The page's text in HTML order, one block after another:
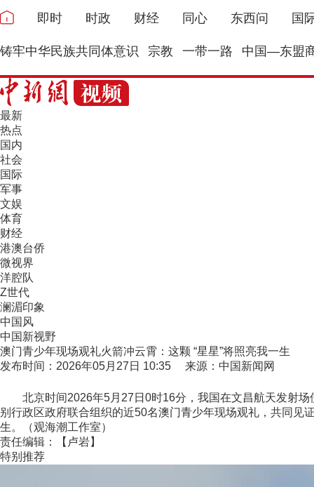
即时 时政 财经 同心 东西问 国
铸牢中华民族共同体意识 宗教 一带一路 中国—东盟
最新
热点
国内
社会
国际
军事
文娱
体育
财经
港澳台侨
微视界
洋腔队
Z世代
澜湄印象
中国风
中国新视野
澳门青少年现场观礼火箭冲云霄：这颗 “星星”将照亮我一生
发布时间：2026年05月27日 10:35 来源：中国新闻网
北京时间2026年5月27日0时16分，我国在文昌航天发射场
别行政区政府联合组织的近50名澳门青少年现场观礼，共同见
生。（观海潮工作室）
责任编辑：【卢岩】
特别推荐